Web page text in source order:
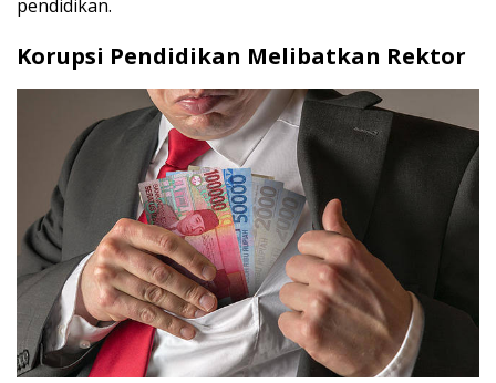
pendidikan.
Korupsi Pendidikan Melibatkan Rektor